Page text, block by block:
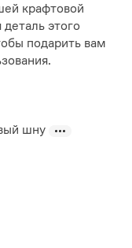
крафтовой
этого
подарить вам
шну